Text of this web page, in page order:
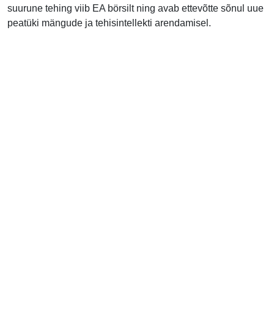
suurune tehing viib EA börsilt ning avab ettevõtte sõnul uue
peatüki mängude ja tehisintellekti arendamisel.